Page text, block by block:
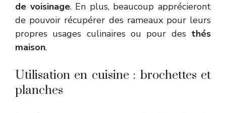
de voisinage. En plus, beaucoup apprécieront
de pouvoir récupérer des rameaux pour leurs
propres usages culinaires ou pour des thés
maison.
Utilisation en cuisine : brochettes et
planches